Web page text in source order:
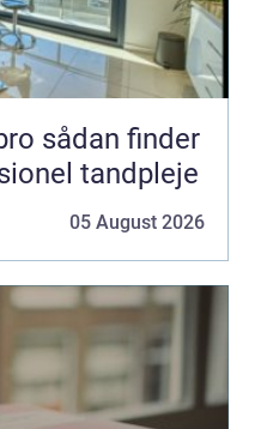
tandpleje
05 August 2026